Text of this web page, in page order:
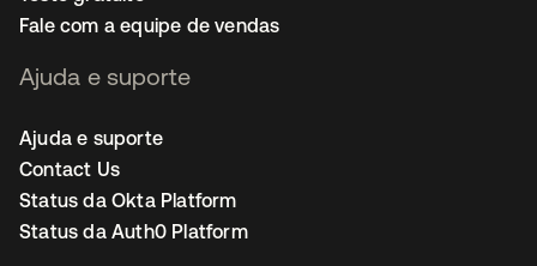
Fale com a equipe de vendas
Ajuda e suporte
Ajuda e suporte
Contact Us
Status da Okta Platform
Status da Auth0 Platform